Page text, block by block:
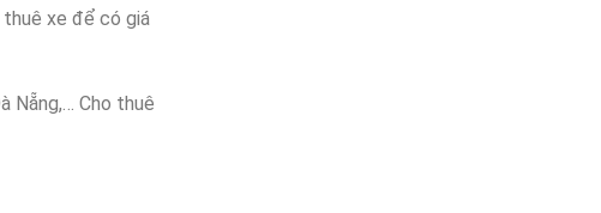
xe để có giá
Nẵng,… Cho thuê